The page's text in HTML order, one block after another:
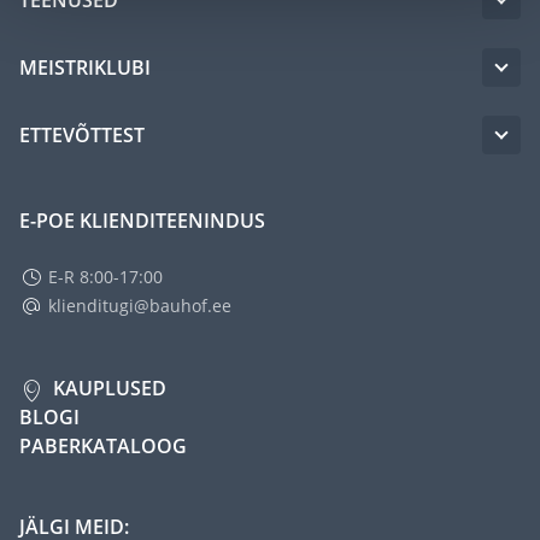
MEISTRIKLUBI
ETTEVÕTTEST
E-POE KLIENDITEENINDUS
E-R 8:00-17:00
klienditugi@bauhof.ee
KAUPLUSED
BLOGI
PABERKATALOOG
JÄLGI MEID: